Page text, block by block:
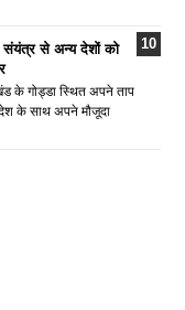
संयंत्र से अन्य देशों को
के गोड्डा स्थित अपने ताप
के साथ अपने मौजूदा